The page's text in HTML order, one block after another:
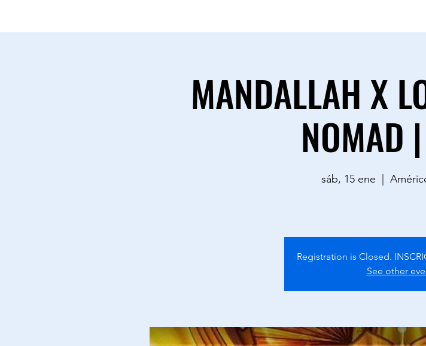
MANDALLAH X
NOMAD
sáb, 15 ene
Registration is Closed.
See other